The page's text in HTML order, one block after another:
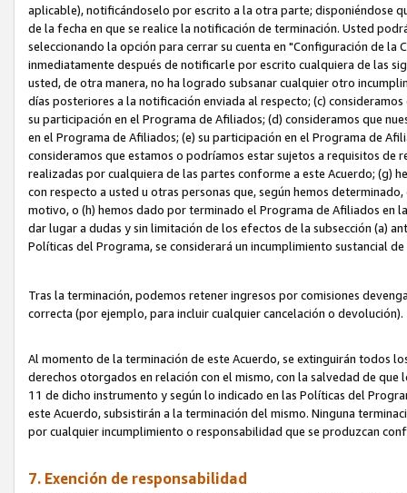
aplicable), notificándoselo por escrito a la otra parte; disponiéndose
de la fecha en que se realice la notificación de terminación. Usted
seleccionando la opción para cerrar su cuenta en "Configuración de
inmediatamente después de notificarle por escrito cualquiera de las
usted, de otra manera, no ha logrado subsanar cualquier otro
días posteriores a la notificación enviada al respecto; (c)
su participación en el Programa de Afiliados; (d) consideramos que
en el Programa de Afiliados; (e) su participación en el Programa de
consideramos que estamos o podríamos estar sujetos a requisitos de
realizadas por cualquiera de las partes conforme a este Acuerdo; (g)
con respecto a usted u otras personas que, según hemos
motivo, o (h) hemos dado por terminado el Programa de Afiliados en
dar lugar a dudas y sin limitación de los efectos de la subsección (a)
Políticas del Programa, se considerará un incumplimiento sustancial
Tras la terminación, podemos retener ingresos por comisiones
correcta (por ejemplo, para incluir cualquier cancelación o devolución).
Al momento de la terminación de este Acuerdo, se extinguirán todos
derechos otorgados en relación con el mismo, con la salvedad de
11 de dicho instrumento y según lo indicado en las Políticas del
este Acuerdo, subsistirán a la terminación del mismo. Ninguna
por cualquier incumplimiento o responsabilidad que se produzcan
7. Exención de responsabilidad